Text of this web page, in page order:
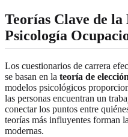
Teorías Clave de
Psicología
Los cuestionarios de carrera
se basan en la teoría de
modelos psicológicos
las personas encuentran un
conectar los puntos entre
teorías más influyentes forman
modernas.